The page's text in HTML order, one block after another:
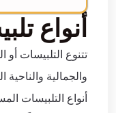
أنواع
تتنوع التلبيسات
والجمالية والناحية
أنواع التلبيسات